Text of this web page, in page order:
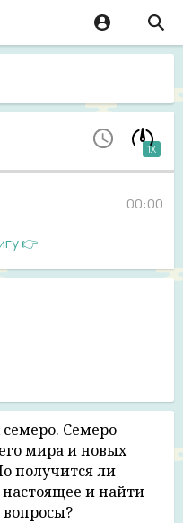
1X
00:00
👉
Семеро
мира и новых
получится ли
и найти